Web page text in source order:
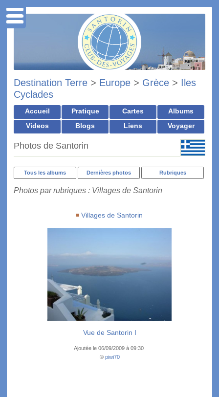
Destination Terre > Europe > Grèce > Iles
Cyclades
Accueil Pratique Cartes
Albums
Videos
Blogs Liens Voyager
Photos de Santorin
Tous les albums Dernières photos Rubriques
Photos par rubriques : Villages de Santorin
Villages de Santorin
Vue de Santorin I
Ajoutée le 06/09/2009 à 09:30
© piwi70